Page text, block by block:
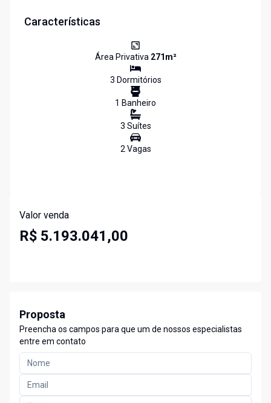
Características
Área Privativa 271m²
3 Dormitórios
1 Banheiro
3 Suítes
2Vagas
Valor venda
R$ 5.193.041,00
Proposta
Preencha os campos para que um de nossos especialistas
entre em contato